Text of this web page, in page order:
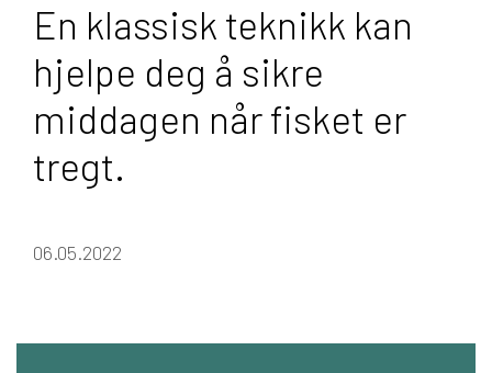
En klassisk teknikk kan
hjelpe deg å sikre
middagen når fisket er
tregt.
06.05.2022